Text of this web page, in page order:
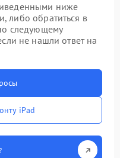
ниже
либо обратиться в
следующему
не нашли ответ на
iPad